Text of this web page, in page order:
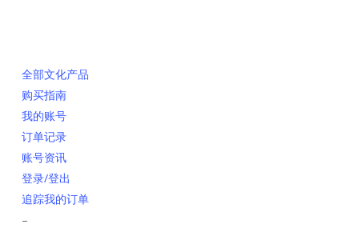
全部文化产品
购买指南
我的账号
订单记录
账号资讯
登录/登出
追踪我的订单
–